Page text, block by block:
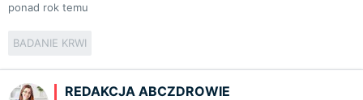
ponad rok temu
BADANIE KRWI
REDAKCJA ABCZDROWIE